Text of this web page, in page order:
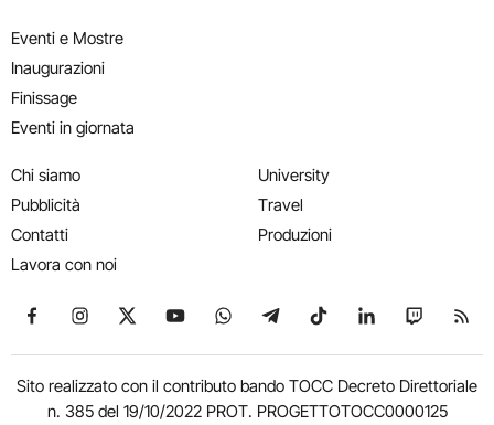
Eventi e Mostre
Inaugurazioni
Finissage
Eventi in giornata
Chi siamo
Pubblicità
Contatti
Lavora con noi
University
Travel
Produzioni
Seguici su Facebook
Seguici su Instagram
Seguici su X
Seguici su YouTube
Seguici su WhatsApp
Seguici su Telegram
Seguici su TikTok
Seguici su
Seguici
Sito realizzato con il contributo bando TOCC Decreto Direttoriale
n. 385 del 19/10/2022 PROT. PROGETTOTOCC0000125